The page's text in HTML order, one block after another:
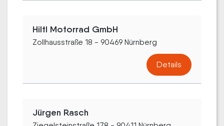
Hiltl Motorrad GmbH
Zollhausstraße 18 - 90469 Nürnberg
Details
Jürgen Rasch